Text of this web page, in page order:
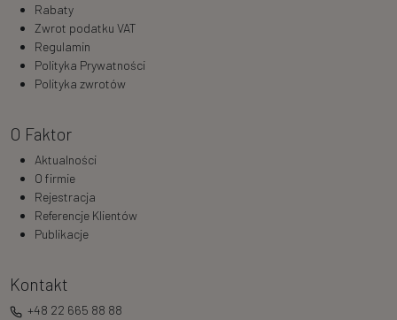
Rabaty
Zwrot podatku VAT
Regulamin
Polityka Prywatności
Polityka zwrotów
O Faktor
Aktualności
O firmie
Rejestracja
Referencje Klientów
Publikacje
Kontakt
+48 22 665 88 88